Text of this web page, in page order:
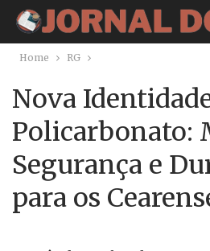
Home RG
Nova
Policarbonato:
Segurança e
para os